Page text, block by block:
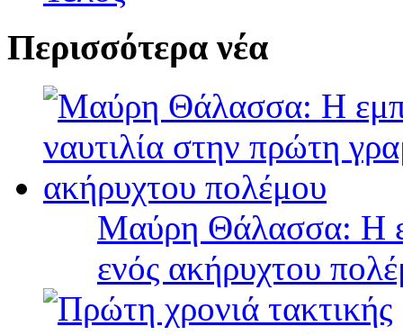
Περισσότερα νέα
Μαύρη Θάλασσα: Η
ενός ακήρυχτου